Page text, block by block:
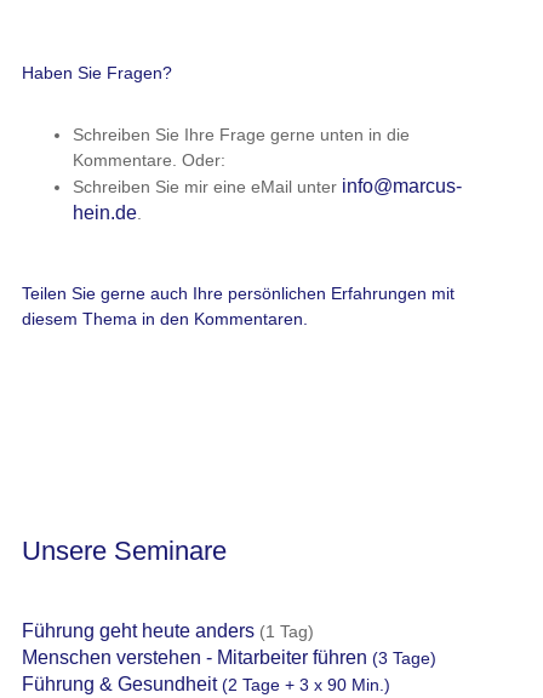
Haben Sie Fragen?
Schreiben Sie Ihre Frage gerne unten in die
Kommentare. Oder:
Schreiben Sie mir eine eMail unter info@marcus-
hein.de.
Teilen Sie gerne auch Ihre persönlichen Erfahrungen mit
diesem Thema in den Kommentaren.
Unsere Seminare
Führung geht heute anders(1 Tag)
Menschen verstehen - Mitarbeiter führen (3 Tage)
Führung & Gesundheit(2 Tage + 3 x 90 Min.)